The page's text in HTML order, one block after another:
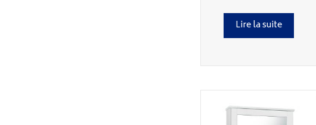
Lire la suite